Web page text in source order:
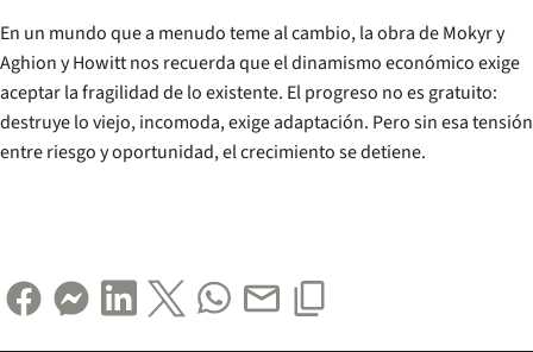
En un mundo que a menudo teme al cambio, la obra de Mokyr y
Aghion y Howitt nos recuerda que el dinamismo económico exige
aceptar la fragilidad de lo existente. El progreso no es gratuito:
destruye lo viejo, incomoda, exige adaptación. Pero sin esa tensión
entre riesgo y oportunidad, el crecimiento se detiene.